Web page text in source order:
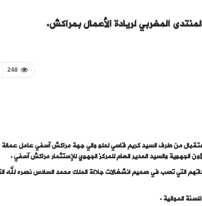
المغربي لريادة الأعمال بمراكش.
248
من طرف السيد كريم قاسي لحلو والي جهة مراكش آسفي عامل
الجهوية والسيد المدير العام للمركز الجهوي للإستثمار مراكش آسفي .
التي تصب في صميم انشغالات جلالة الملك محمد السادس نصره لله
الموالية .